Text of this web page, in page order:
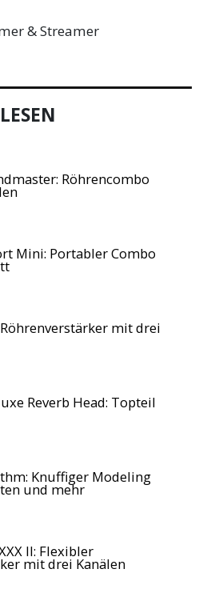
& Streamer
Röhrencombo
Mini: Portabler Combo
mit drei
Reverb Head: Topteil
Knuffiger Modeling
und mehr
II: Flexibler
mit drei Kanälen